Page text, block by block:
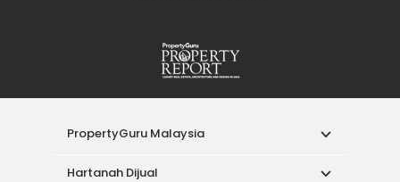
PropertyGuru Malaysia
Hartanah Dijual